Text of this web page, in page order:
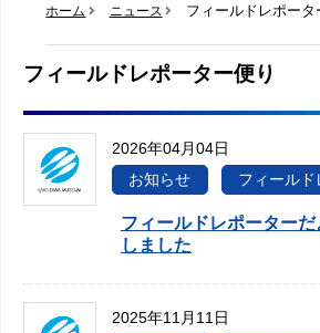
ホーム ニュース フィールドレポータ
フィールドレポーター便り
2026年04月04日
お知らせ
フィールド
フィールドレポーター
しました
2025年11月11日